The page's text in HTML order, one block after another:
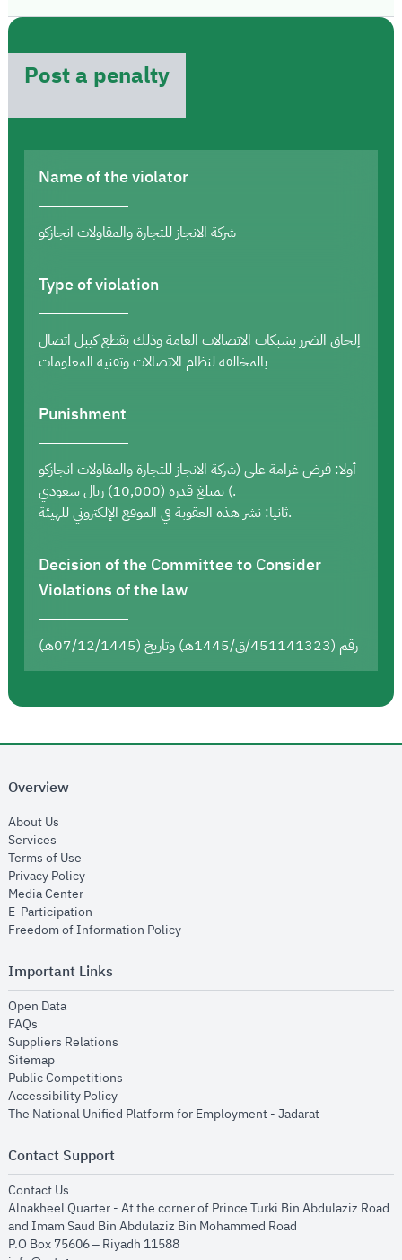
Post a penalty
Name of the violator
شركة الانجاز للتجارة والمقاولات انجازكو
Type of violation
إلحاق الضرر بشبكات الاتصالات العامة وذلك بقطع كيبل اتصال
بالمخالفة لنظام الاتصالات وتقنية المعلومات
Punishment
أولا: فرض غرامة على (شركة الانجاز للتجارة والمقاولات انجازكو
) بمبلغ قدره (10,000) ريال سعودي.
ثانيا: نشر هذه العقوبة في الموقع الإلكتروني للهيئة.
Decision of the Committee to Consider
Violations of the law
رقم (451141323/ق/1445هـ) وتاريخ (07/12/1445هـ)
Overview
About Us
Services
Terms of Use
Privacy Policyopens in new window
Media Centeropens in new window
E-Participation
Freedom of Information Policyopens in new window
Important Links
Open Dataopens in new window
FAQs
Suppliers Relations
Sitemapopens in new window
Public Competitions
Accessibility Policyopens in new window
The National Unified Platform for Employment - Jadaratopens in new
Contact Support
Contact Us
Alnakheel Quarter - At the corner of Prince Turki Bin Abdulaziz Road
and Imam Saud Bin Abdulaziz Bin Mohammed Road​
P.O Box 75606 – Riyadh 11588